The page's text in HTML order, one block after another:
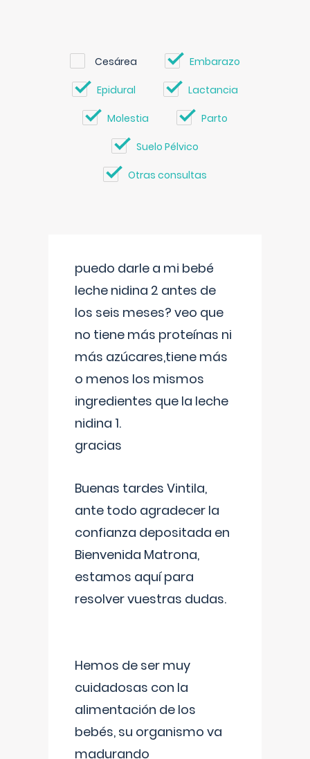
Cesárea Embarazo
Epidural Lactancia
Molestia Parto
Suelo Pélvico
Otras consultas
puedo darle a mi bebé
leche nidina 2 antes de
los seis meses? veo que
no tiene más proteínas ni
más azúcares,tiene más
o menos los mismos
ingredientes que la leche
nidina 1.
gracias
Buenas tardes Vintila,
ante todo agradecer la
confianza depositada en
Bienvenida Matrona,
estamos aquí para
resolver vuestras dudas.
Hemos de ser muy
cuidadosas con la
alimentación de los
bebés, su organismo va
madurando